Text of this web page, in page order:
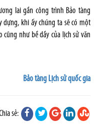
lai gần công trình Bảo tàng
dựng, khi ấy chúng ta sẽ có một
như bề dầy của lịch sử văn
Bảo tàng Lịch sử quốc gia
sẻ: